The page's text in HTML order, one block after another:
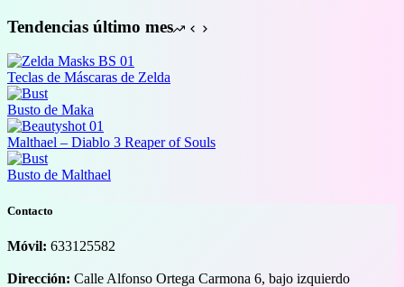
Tendencias último mes
Teclas de Máscaras de Zelda
Busto de Maka
Malthael – Diablo 3 Reaper of Souls
Busto de Malthael
Contacto
Móvil: 633125582
Dirección: Calle Alfonso Ortega Carmona 6, bajo izquierdo